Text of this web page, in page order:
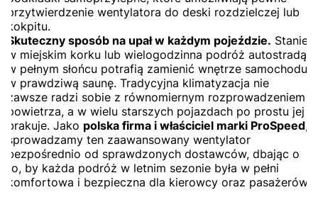
przytwierdzenie wentylatora do deski rozdzielczej lub
kokpitu.
Skuteczny sposób na upał w każdym pojeździe. Stanie
w miejskim korku lub wielogodzinna podróż autostradą
w pełnym słońcu potrafią zamienić wnętrze samochodu
w prawdziwą saunę. Tradycyjna klimatyzacja nie
zawsze radzi sobie z równomiernym rozprowadzeniem
powietrza, a w wielu starszych pojazdach po prostu jej
brakuje. Jako polska firma i właściciel marki ProSpeed,
sprowadzamy ten zaawansowany wentylator
bezpośrednio od sprawdzonych dostawców, dbając o
to, by każda podróż w letnim sezonie była w pełni
komfortowa i bezpieczna dla kierowcy oraz pasażerów.